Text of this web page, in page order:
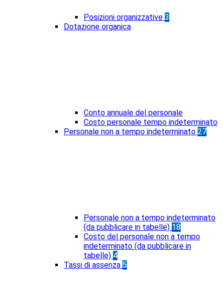
Posizioni organizzative 3
Dotazione organica
Conto annuale del personale
Costo personale tempo indeterminato
Personale non a tempo indeterminato 27
Personale non a tempo indeterminato
(da pubblicare in tabelle) 18
Costo del personale non a tempo
indeterminato (da pubblicare in
tabelle) 4
Tassi di assenza 5